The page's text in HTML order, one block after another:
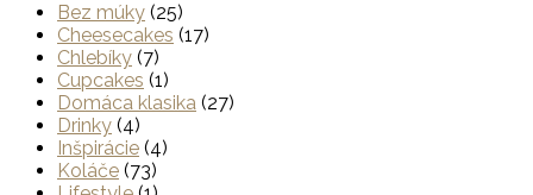
Bez múky (25)
Cheesecakes (17)
Chlebíky (7)
Cupcakes (1)
Domáca klasika (27)
Drinky (4)
Inšpirácie (4)
Koláče (73)